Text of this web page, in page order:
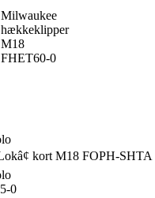
Milwaukee
hækkeklipper
M18
FHET60-0
kort M18 FOPH-SHTA
0